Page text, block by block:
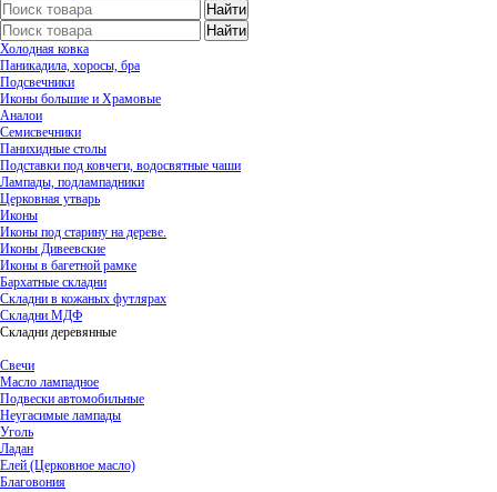
Холодная ковка
Паникадила, хоросы, бра
Подсвечники
Иконы большие и Храмовые
Аналои
Семисвечники
Панихидные столы
Подставки под ковчеги, водосвятные чаши
Лампады, подлампадники
Церковная утварь
Иконы
Иконы под старину на дереве.
Иконы Дивеевские
Иконы в багетной рамке
Бархатные складни
Складни в кожаных футлярах
Складни МДФ
Складни деревянные
Свечи
Масло лампадное
Подвески автомобильные
Неугасимые лампады
Уголь
Ладан
Елей (Церковное масло)
Благовония